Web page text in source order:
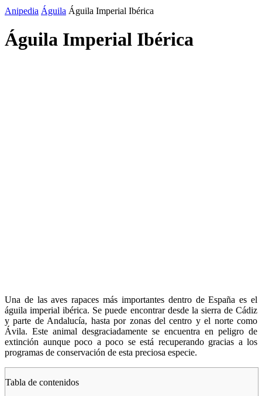
Anipedia Águila Águila Imperial Ibérica
Águila Imperial Ibérica
Una de las aves rapaces más importantes dentro de España es el
águila imperial ibérica. Se puede encontrar desde la sierra de Cádiz
y parte de Andalucía, hasta por zonas del centro y el norte como
Ávila. Este animal desgraciadamente se encuentra en peligro de
extinción aunque poco a poco se está recuperando gracias a los
programas de conservación de esta preciosa especie.
Tabla de contenidos